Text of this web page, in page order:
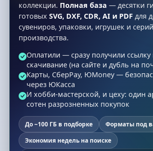
коллекции. Полная база — десятки
готовых SVG, DXF, CDR, AI и PDFдля
сувениров, упаковки, игрушек и
производства.
Оплатили — сразу получили ссылку
скачивание (на сайте и дубль на
Карты, СберPay, ЮMoney —
через ЮКасса
И хобби-мастерской, и цеху: один
сотен разрозненных покупок
До ~100 ГБ в подборке
Форматы под
Экономия недель на поиске